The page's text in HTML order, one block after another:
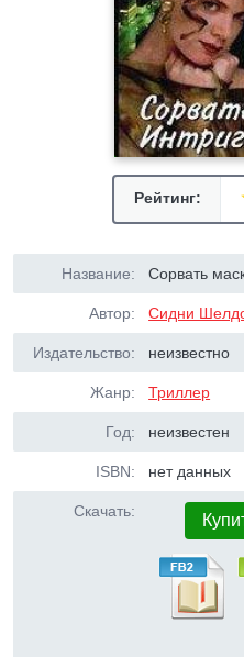
Рейтинг:
Название: Сорвать
Автор: Сидни
Издательство: неизвестно
Жанр: Триллер
Год: неизвестен
ISBN: нет данных
Скачать: